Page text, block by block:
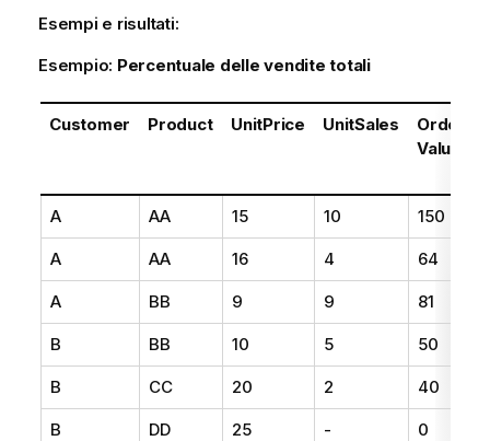
Esempi e risultati:
Esempio: Percentuale delle vendite totali
Customer Product UnitPrice UnitSales
Order
Value
A AA 15 10 150
A AA 16 4 64
A BB 9 9 81
B BB 10 5 50
B CC 20 2 40
B DD 25 - 0